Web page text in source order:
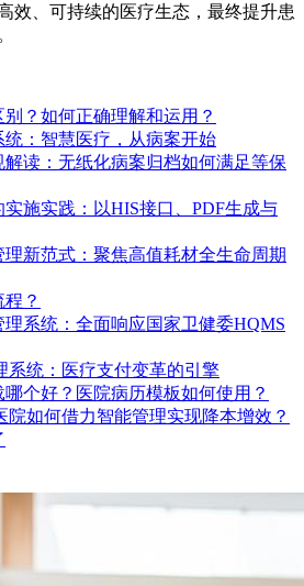
效、可持续的医疗生态，最终提升患
？如何正确理解和运用？
：智慧医疗，从病案开始
读：无纸化病案归档如何满足等保
施实践：以HIS接口、PDF生成与
理新范式：聚焦高值耗材全生命周期
？
系统：全面响应国家卫健委HQMS
系统：医疗支付变革的引擎
个好？医院病历模板如何使用？
院如何借力智能管理实现降本增效？